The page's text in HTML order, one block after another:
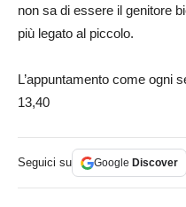
non sa di essere il genitore
più legato al piccolo.
L’appuntamento come ogni
13,40
Seguici su Google Discover